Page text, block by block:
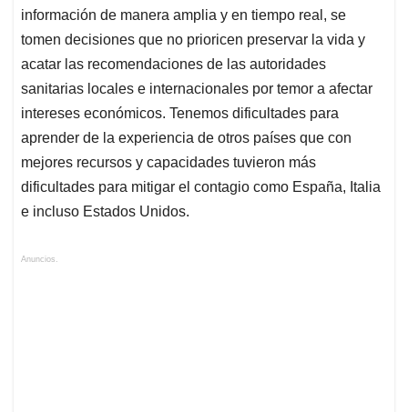
información de manera amplia y en tiempo real, se
tomen decisiones que no prioricen preservar la vida y
acatar las recomendaciones de las autoridades
sanitarias locales e internacionales por temor a afectar
intereses económicos. Tenemos dificultades para
aprender de la experiencia de otros países que con
mejores recursos y capacidades tuvieron más
dificultades para mitigar el contagio como España, Italia
e incluso Estados Unidos.
Anuncios.